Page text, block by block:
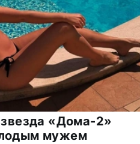
«Дома-2»
мужем